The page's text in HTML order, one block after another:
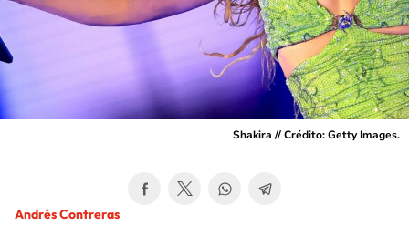
Shakira // Crédito: Getty Images.
Andrés Contreras